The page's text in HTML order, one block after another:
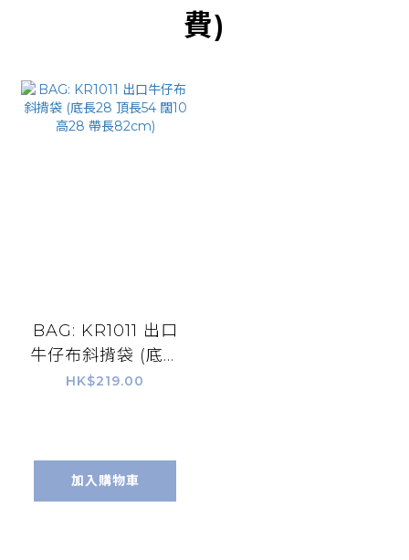
費)
BAG: KR1011 出口
牛仔布斜揹袋 (底長
28 頂長54 闊10 高
HK$219.00
加入購物車